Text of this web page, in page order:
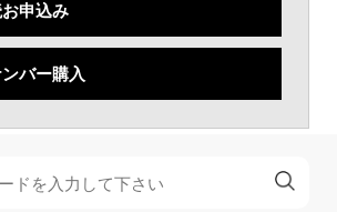
申込み
バー購入